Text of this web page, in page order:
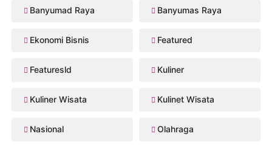
Banyumad Raya Banyumas Raya
Ekonomi Bisnis Featured
Featuresld Kuliner
Kuliner Wisata Kulinet Wisata
Nasional Olahraga